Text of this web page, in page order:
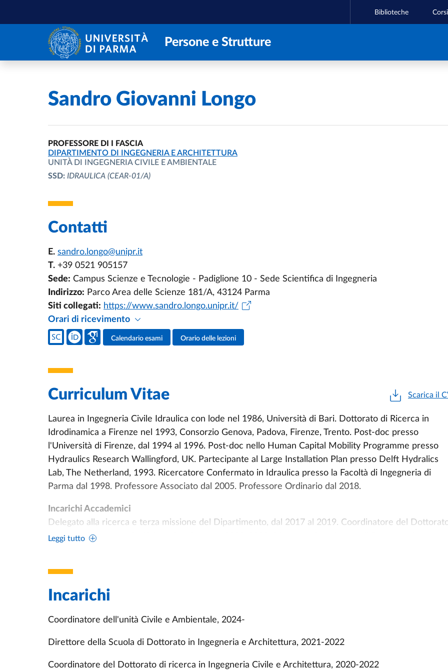
Biblioteche Corsi
Persone e Strutture
Home
Sandro Giovanni Longo
PROFESSORE DI I FASCIA
UNITÀ ORGANIZZATIVA AFFERENTE:
DIPARTIMENTO DI INGEGNERIA E ARCHITETTURA
UNITÀ DI INGEGNERIA CIVILE E AMBIENTALE
SSD: IDRAULICA (CEAR-01/A)
Contatti
E. sandro.longo@unipr.it
T. +39 0521 905157
Sede: Campus Scienze e Tecnologie - Padiglione 10 - Sede Scientifica di Ingegneria
Indirizzo: Parco Area delle Scienze 181/A, 43124 Parma
Siti collegati: https://www.sandro.longo.unipr.it/
Orari di ricevimento
Social del docente
Calendario esami Orario delle lezioni
Curriculum Vitae Scarica il
Leggi tutto
Laurea in Ingegneria Civile Idraulica con lode nel 1986, Università di Bari. Dottorato di Ricerca in
Idrodinamica a Firenze nel 1993, Consorzio Genova, Padova, Firenze, Trento. Post-doc presso
l'Università di Firenze, dal 1994 al 1996. Post-doc nello Human Capital Mobility Programme presso
Hydraulics Research Wallingford, UK. Partecipante al Large Installation Plan presso Delft Hydralics
Lab, The Netherland, 1993. Ricercatore Confermato in Idraulica presso la Facoltà di Ingegneria di
Parma dal 1998. Professore Associato dal 2005. Professore Ordinario dal 2018.
Incarichi Accademici
Delegato alla ricerca e terza missione del Dipartimento, dal 2017 al 2019. Coordinatore del
di ricerca in Ingegneria Civile e Architettura, 2020-2022. Direttore della Scuola di Dottorato in
Membro della Commissione giudicatrice per l'Abilitazione Scientifica Nazionale (ASN) Settore
biennio 2021/2023.
Internazionalizzazione
Invited Professor in anno sabbatico presso CEAMA, University of Granada, Spain, March-July 2010.
Invited Academic Visitor presso CUED, University of Cambridge, UK, March-July 2012 By Fellow del
Incarichi
Coordinatore dell'unità Civile e Ambientale, 2024-
Direttore della Scuola di Dottorato in Ingegneria e Architettura, 2021-2022
Coordinatore del Dottorato di ricerca in Ingegneria Civile e Architettura, 2020-2022